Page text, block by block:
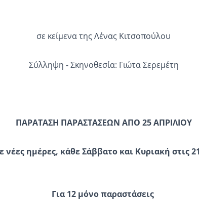
σε κείμενα της Λένας Κιτσοπούλου
Σύλληψη - Σκηνοθεσία: Γιώτα Σερεμέτη
ΠΑΡΑΤΑΣΗ ΠΑΡΑΣΤΑΣΕΩΝ ΑΠΟ 25 ΑΠΡΙΛΙΟΥ
νέες ημέρες, κάθε Σάββατο και Κυριακή στις
Για 12 μόνο παραστάσεις